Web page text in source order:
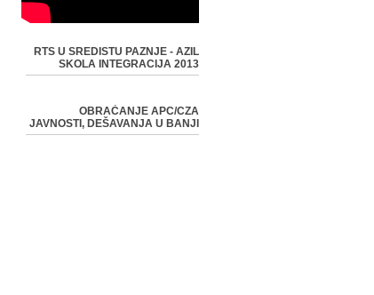
RTS U SREDISTU PAZNJE - AZIL
SKOLA INTEGRACIJA 2013
OBRAĆANJE APC/CZA
JAVNOSTI, DEŠAVANJA U BANJI